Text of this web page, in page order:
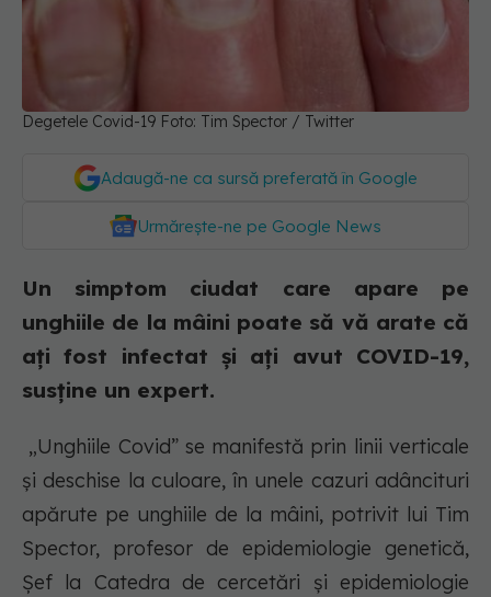
Degetele Covid-19 Foto: Tim Spector / Twitter
Adaugă-ne ca sursă preferată în Google
Urmărește-ne pe Google News
Un simptom ciudat care apare pe
unghiile de la mâini poate să vă arate că
ați fost infectat și ați avut COVID-19,
susține un expert.
„Unghiile Covid” se manifestă prin linii verticale
și deschise la culoare, în unele cazuri adâncituri
apărute pe unghiile de la mâini, potrivit lui Tim
Spector, profesor de epidemiologie genetică,
Șef la Catedra de cercetări și epidemiologie